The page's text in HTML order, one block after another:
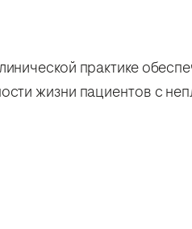
практике
жизни пациентов с